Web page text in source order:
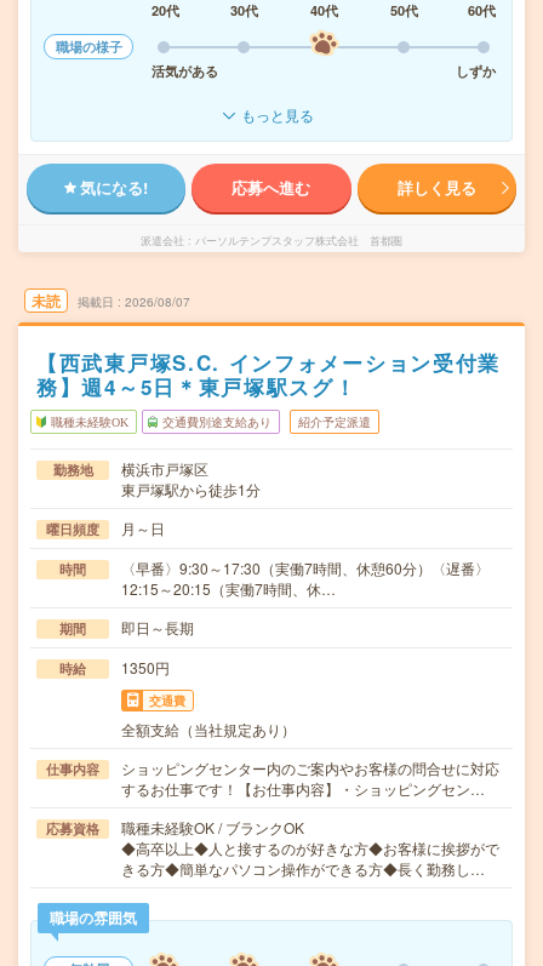
20代
30代 40代 50代
60代
職場の様子
活気がある
しずか
もっと見る
気になる! 応募へ進む 詳しく見る
派遣会社 パーソルテンプスタッフ株式会社 首都圏
未読 掲載日 2026/08/07
【西武東戸塚S.C. インフォメーション受付業
務】週4～5日＊東戸塚駅スグ！
職種未経験OK 交通費別途支給あり 紹介予定派遣
勤務地
横浜市戸塚区
東戸塚駅から徒歩1分
曜日頻度 月～日
時間
〈早番〉9:30～17:30（実働7時間、休憩60分）〈遅番〉
12:15～20:15（実働7時間、休…
期間 即日～長期
時給 1350円
交通費
全額支給（当社規定あり）
仕事内容
ショッピングセンター内のご案内やお客様の問合せに対応
するお仕事です！【お仕事内容】・ショッピングセン…
応募資格
職種未経験OK / ブランクOK
◆高卒以上◆人と接するのが好きな方◆お客様に挨拶がで
きる方◆簡単なパソコン操作ができる方◆長く勤務し…
職場の雰囲気